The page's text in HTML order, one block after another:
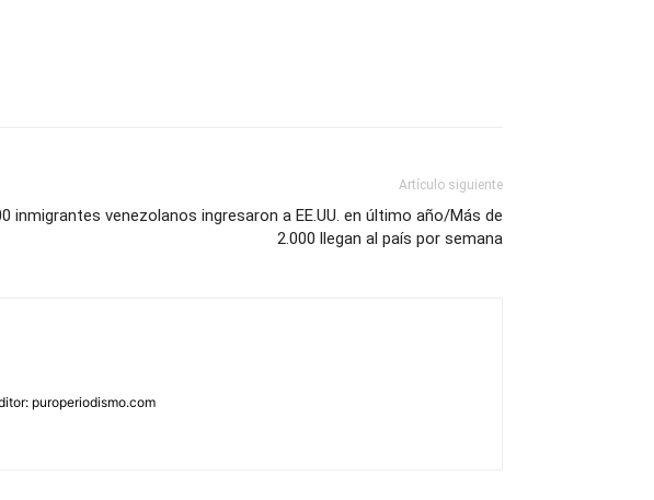
Artículo siguiente
inmigrantes venezolanos ingresaron a EE.UU. en último año/Más de
2.000 llegan al país por semana
puroperiodismo.com